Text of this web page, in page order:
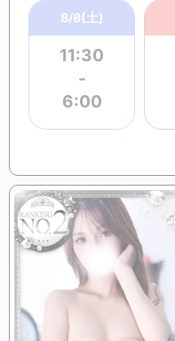
8/8(土)
11:30
-
6:00